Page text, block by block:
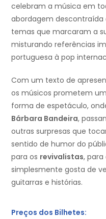
celebram a música em
abordagem descontraída
temas que marcaram a
misturando referências
portuguesa à pop
Com um texto de
os músicos prometem
forma de espetáculo,
Bárbara Bandeira,
outras surpresas que
sentido de humor do
para os revivalistas, para
simplesmente gosta de
guitarras e histórias.
Preços dos Bilhetes: